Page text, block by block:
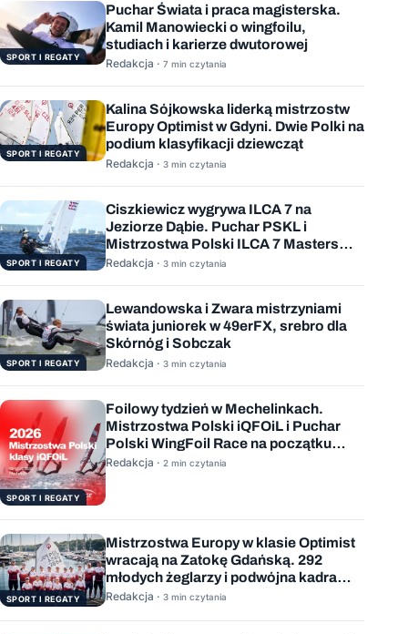
SPORT I REGATY
Puchar Świata i praca magisterska.
Kamil Manowiecki o wingfoilu,
studiach i karierze dwutorowej
Redakcja · 7 min czytania
SPORT I REGATY
Kalina Sójkowska liderką mistrzostw
Europy Optimist w Gdyni. Dwie Polki na
podium klasyfikacji dziewcząt
Redakcja · 3 min czytania
SPORT I REGATY
Ciszkiewicz wygrywa ILCA 7 na
Jeziorze Dąbie. Puchar PSKL i
Mistrzostwa Polski ILCA 7 Masters
rozstrzygnięte
Redakcja · 3 min czytania
SPORT I REGATY
Lewandowska i Zwara mistrzyniami
świata juniorek w 49erFX, srebro dla
Skórnóg i Sobczak
Redakcja · 3 min czytania
SPORT I REGATY
Foilowy tydzień w Mechelinkach.
Mistrzostwa Polski iQFOiL i Puchar
Polski WingFoil Race na początku
sierpnia
Redakcja · 2 min czytania
SPORT I REGATY
Mistrzostwa Europy w klasie Optimist
wracają na Zatokę Gdańską. 292
młodych żeglarzy i podwójna kadra
Polski
Redakcja · 3 min czytania